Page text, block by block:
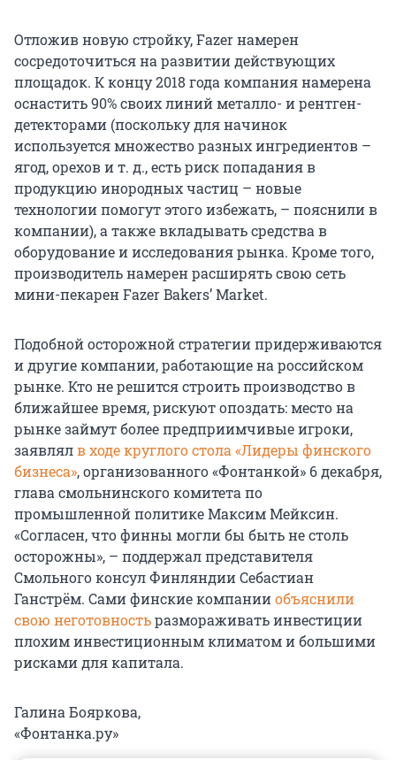
Отложив новую стройку, Fazer намерен
сосредоточиться на развитии действующих
площадок. К концу 2018 года компания намерена
оснастить 90% своих линий металло- и рентген-
детекторами (поскольку для начинок
используется множество разных ингредиентов –
ягод, орехов и т. д., есть риск попадания в
продукцию инородных частиц – новые
технологии помогут этого избежать, – пояснили в
компании), а также вкладывать средства в
оборудование и исследования рынка. Кроме того,
производитель намерен расширять свою сеть
мини-пекарен Fazer Bakers’ Market.
Подобной осторожной стратегии придерживаются
и другие компании, работающие на российском
рынке. Кто не решится строить производство в
ближайшее время, рискуют опоздать: место на
рынке займут более предприимчивые игроки,
заявлялв ходе круглого стола «Лидеры финского
бизнеса», организованного «Фонтанкой» 6 декабря,
глава смольнинского комитета по
промышленной политике Максим Мейксин.
«Согласен, что финны могли бы быть не столь
осторожны», – поддержал представителя
Смольного консул Финляндии Себастиан
Ганстрём. Сами финские компанииобъяснили
свою неготовностьразмораживать инвестиции
плохим инвестиционным климатом и большими
рисками для капитала.
Галина Бояркова,
«Фонтанка.ру»